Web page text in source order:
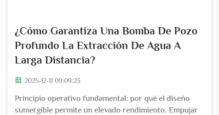
¿Cómo Garantiza Una Bomba De Pozo
Profundo La Extracción De Agua A
Larga Distancia?
2025-12-11 09:09:23
Principio operativo fundamental: por qué el diseño
sumergible permite un elevado rendimiento. Empujar